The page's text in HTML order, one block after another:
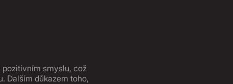
smyslu, což
Dalším důkazem toho,